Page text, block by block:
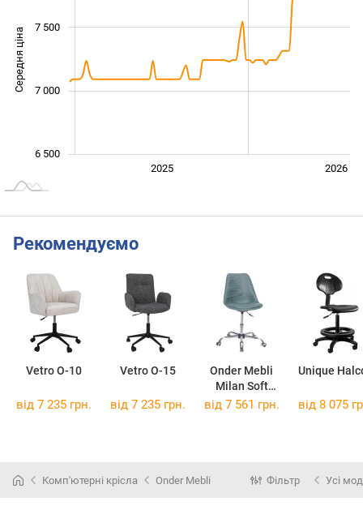
Середня ціна 7 000
7 500
6 500
2025 2026
Рекомендуємо
Vetro O-10 Vetro O-15
Onder Mebli
Milan Soft
Office
Unique
від 7 235 грн. від 7 235 грн. від 7 561 грн. від 8 075
Комп'ютерні крісла Onder Mebli Фільтр Усі